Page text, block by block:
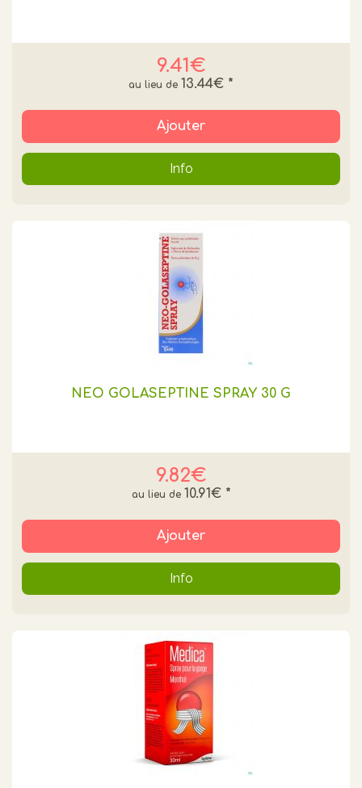
9.41€
13.44€ *
Ajouter
Info
NEO GOLASEPTINE SPRAY 30 G
9.82€
10.91€ *
Ajouter
Info